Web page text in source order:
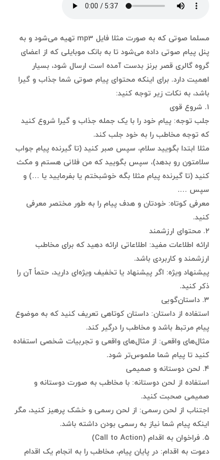
مسلما صوتی که به صورت مثلا فایل mp3 تهیه می‌شود و به
پنل پیام صوتی داده می‌شود تا به بانک موبایلی که از اعضای
گروه گالری قصر برنز بدست آمده است ارسال شود، بسیار
اهمیت دارد. برای اینکه محتوای پیام صوتی شما جذاب و گیرا
باشد، به نکات زیر توجه کنید:
۱. شروع قوی
جلب توجه: پیام خود را با یک جمله جذاب و گیرا شروع کنید
که توجه مخاطب را به خود جلب کند.
مثلا ابتدا بگویید سلام، سپس صبر کنید (تا گیرنده پیام جواب
سلامتون رو بدهد)، سپس بگویید که من فلانی هستم و مکث
کنید (تا گیرنده پیام مثلا بگه خوشبختم یا بفرمایید یا …) و
سپس ….
معرفی کوتاه: خودتان و هدف پیام را به طور مختصر معرفی
کنید.
۲. محتوای ارزشمند
ارائه اطلاعات مفید: اطلاعاتی ارائه دهید که برای مخاطب
ارزشمند و کاربردی باشد.
پیشنهاد ویژه: اگر پیشنهاد یا تخفیف ویژه‌ای دارید، حتماً آن را
ذکر کنید.
۳. داستان‌گویی
استفاده از داستان: داستان کوتاهی تعریف کنید که به موضوع
پیام مرتبط باشد و مخاطب را درگیر کند.
مثال‌های واقعی: از مثال‌های واقعی و تجربیات شخصی استفاده
کنید تا پیام شما ملموس‌تر شود.
۴. لحن دوستانه و صمیمی
استفاده از لحن دوستانه: با مخاطب به صورت دوستانه و
صمیمی صحبت کنید.
اجتناب از لحن رسمی: از لحن رسمی و خشک پرهیز کنید، مگر
اینکه پیام شما نیاز به رسمی بودن داشته باشد.
۵. فراخوان به اقدام (Call to Action)
دعوت به اقدام: در پایان پیام، مخاطب را به انجام یک اقدام